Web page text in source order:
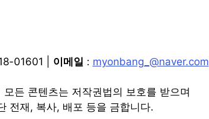
01601 | 이메일 : myonbang_@naver.com
모든 콘텐츠는 저작권법의 보호를 받으며
전재, 복사, 배포 등을 금합니다.